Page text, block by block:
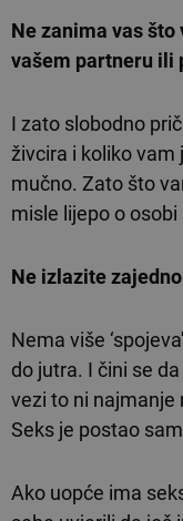
Ne zanima vas
vašem partneru ili
I zato slobodno
živcira i koliko vam
mučno. Zato što
misle lijepo o
Ne izlazite zajedno
Nema više
do jutra. I čini se
vezi to ni najmanje
Seks je postao
Ako uopće ima